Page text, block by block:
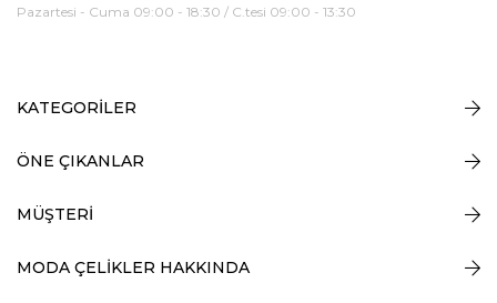
Pazartesi - Cuma 09:00 - 18:30 / C.tesi 09:00 - 13:30
KATEGORİLER
ÖNE ÇIKANLAR
MÜŞTERİ
MODA ÇELİKLER HAKKINDA